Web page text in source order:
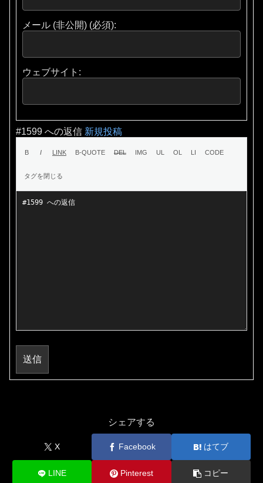
メール (非公開) (必須):
ウェブサイト:
#1599 への返信 新規投稿
送信
シェアする
X Facebook はてブ
LINE Pinterest コピー